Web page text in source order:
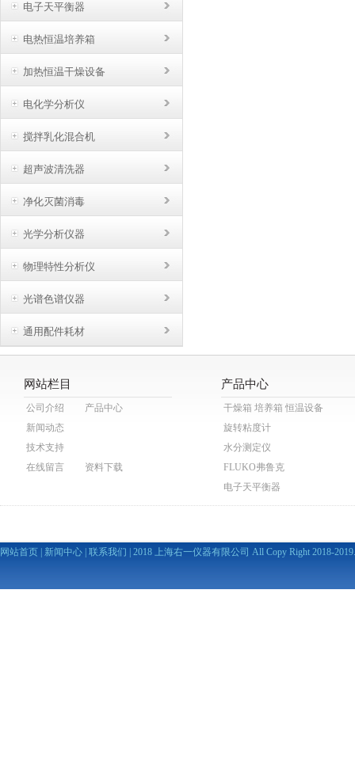
电子天平衡器
电热恒温培养箱
加热恒温干燥设备
电化学分析仪
搅拌乳化混合机
超声波清洗器
净化灭菌消毒
光学分析仪器
物理特性分析仪
光谱色谱仪器
通用配件耗材
网站栏目
公司介绍
产品中心
新闻动态
技术支持
在线留言
资料下载
产品中心
干燥箱 培养箱 恒温设备
旋转粘度计
水分测定仪
FLUKO弗鲁克
电子天平衡器
网站首页 新闻中心 联系我们 | 2018 上海右一仪器有限公司 All Copy Right 2018-